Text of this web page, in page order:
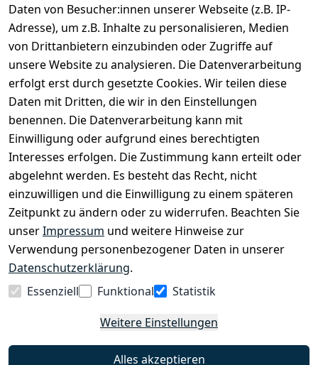
Daten von Besucher:innen unserer Webseite (z.B. IP-
Adresse), um z.B. Inhalte zu personalisieren, Medien
von Drittanbietern einzubinden oder Zugriffe auf
unsere Website zu analysieren. Die Datenverarbeitung
erfolgt erst durch gesetzte Cookies. Wir teilen diese
Daten mit Dritten, die wir in den Einstellungen
benennen. Die Datenverarbeitung kann mit
Einwilligung oder aufgrund eines berechtigten
Interesses erfolgen. Die Zustimmung kann erteilt oder
abgelehnt werden. Es besteht das Recht, nicht
einzuwilligen und die Einwilligung zu einem späteren
Zeitpunkt zu ändern oder zu widerrufen. Beachten Sie
unserImpressum und weitere Hinweise zur
Verwendung personenbezogener Daten in unserer
Datenschutzerklärung.
Essenziell
Funktional
Statistik
Weitere Einstellungen
Alles akzeptieren
Bei uns findest Du das richtige Fahrgefühl. Auf über
2.400 m² bieten wir Dir die beste Beratung zu
Lastenfahrrädern und Elektrorollern.
EINKAUFEN
› Fahrrad Aachen
Zahlungs- und Versandbedingungen
INFORMATIONEN
Batteriehinweis
› Widerrufsrecht
Impressum